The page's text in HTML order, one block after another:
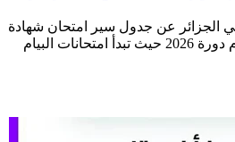
في الجزائر عن جدول سير امتحان شهادة
التعليم المتوسط البيام دورة 2026 حيث تبدأ امتحانات البيام